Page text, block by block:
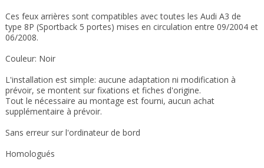
Ces feux arrières sont compatibles avec toutes les Audi A3 de
type 8P (Sportback 5 portes) mises en circulation entre 09/2004 et
06/2008.
Couleur: Noir
L'installation est simple: aucune adaptation ni modification à
prévoir, se montent sur fixations et fiches d'origine.
Tout le nécessaire au montage est fourni, aucun achat
supplémentaire à prévoir.
Sans erreur sur l'ordinateur de bord
Homologués